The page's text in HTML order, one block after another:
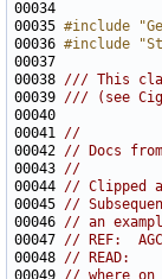
00035 #include
00036 #include
00037
00038 /// This
00039 /// (see
00040
00041 //
00042 // Docs
00043 //
00044 // Clipped
00045 //
00046 // an
00047 // REF:
00048 // READ:
00049 // where on